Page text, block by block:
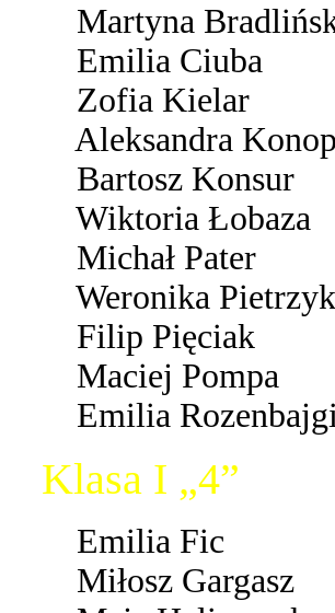
Martyna
Emilia
Zofia
Aleksandra
Bartosz
Wiktoria
Michał
Weronika
Filip
Maciej
Emilia
Klasa I „4”
Emilia
Miłosz